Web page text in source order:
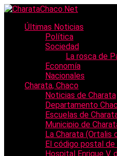
Últimas Noticias
Política
Sociedad
La rosca de
Economía
Nacionales
Charata, Chaco
Noticias de Charata
Departamento
Escuelas de
Municipio de
La Charata (Ortalis
El código postal de
Hospital Enrique V.